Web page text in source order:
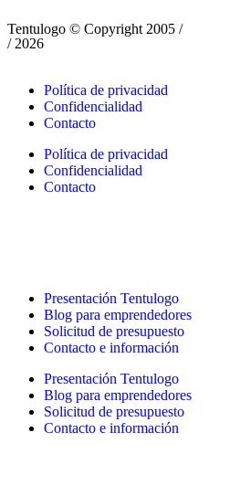
Tentulogo © Copyright 2005 /
/ 2026
Política de privacidad
Confidencialidad
Contacto
Política de privacidad
Confidencialidad
Contacto
Presentación Tentulogo
Blog para emprendedores
Solicitud de presupuesto
Contacto e información
Presentación Tentulogo
Blog para emprendedores
Solicitud de presupuesto
Contacto e información